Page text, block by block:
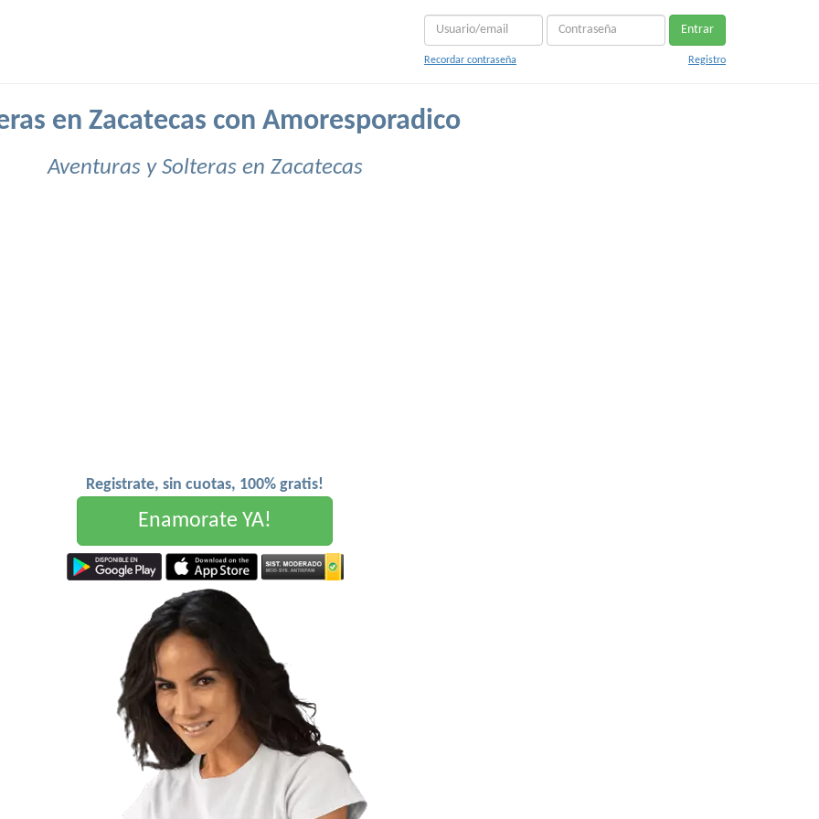
Entrar
Recordar contraseña Registro
en Zacatecas con Amoresporadico
Aventuras y Solteras en Zacatecas
Registrate, sin cuotas, 100% gratis!
Enamorate YA!